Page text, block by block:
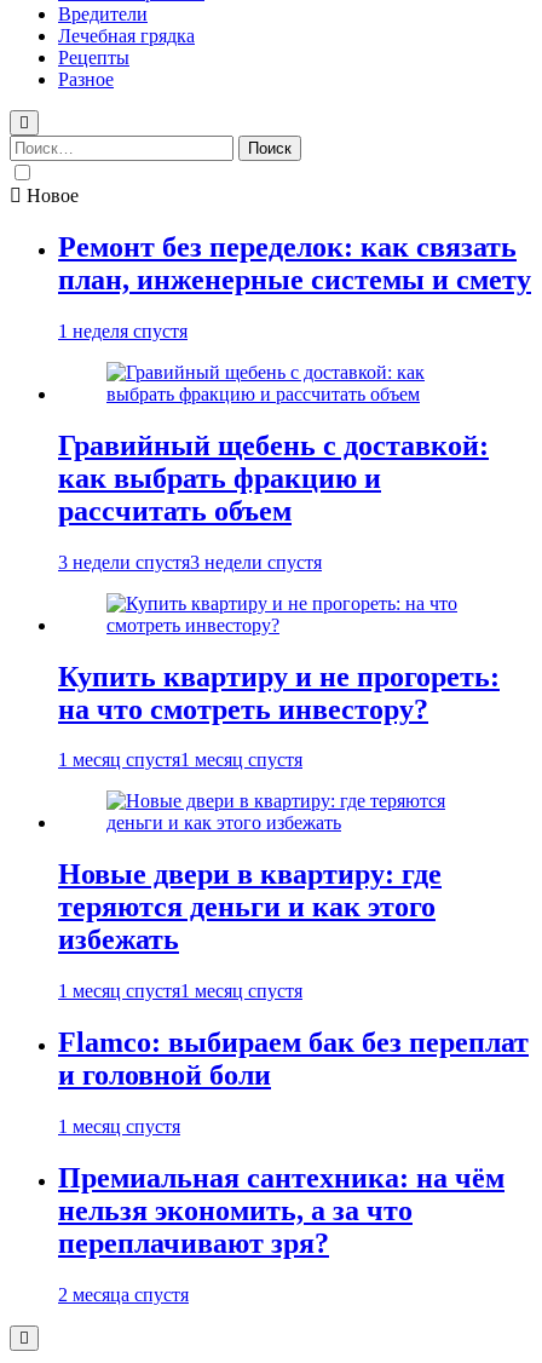
Вредители
Лечебная грядка
Рецепты
Разное
Найти:
Новое
Ремонт без переделок: как связать
план, инженерные системы и смету
1 неделя спустя
Гравийный щебень с доставкой:
как выбрать фракцию и
рассчитать объем
3 недели спустя3 недели спустя
Купить квартиру и не прогореть:
на что смотреть инвестору?
1 месяц спустя1 месяц спустя
Новые двери в квартиру: где
теряются деньги и как этого
избежать
1 месяц спустя1 месяц спустя
Flamco: выбираем бак без переплат
и головной боли
1 месяц спустя
Премиальная сантехника: на чём
нельзя экономить, а за что
переплачивают зря?
2 месяца спустя